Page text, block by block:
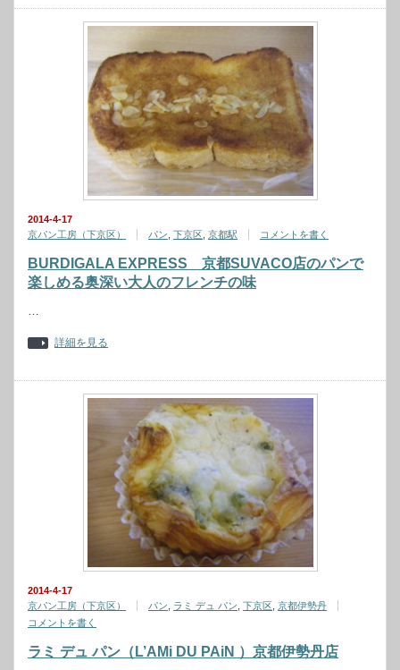
2014-4-17
京パン工房（下京区）
パン 下京区 京都駅 コメントを書く
BURDIGALA EXPRESS 京都SUVACO店のパンで
楽しめる奥深い大人のフレンチの味
詳細を見る
2014-4-17
京パン工房（下京区）
パン ラミ デュ パン 下京区
京都伊勢丹
コメントを書く
ラミ デュ パン（L’AMi DU PAiN ）京都伊勢丹店